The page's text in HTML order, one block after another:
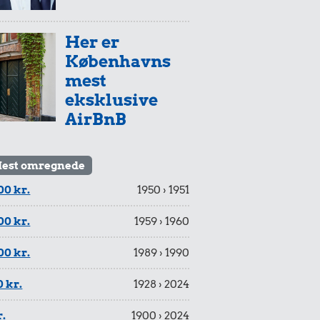
Her er
Københavns
mest
eksklusive
AirBnB
omregnede
kr.
1950 › 1951
kr. 1959 › 1960
kr. 1989 › 1990
kr. 1928 › 2024
1900 › 2024